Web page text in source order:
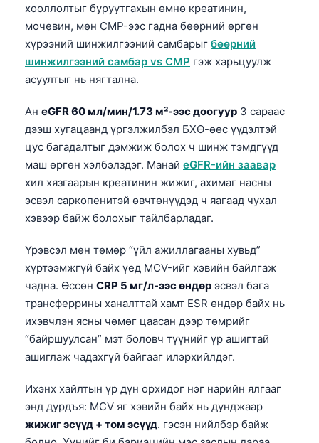
хооллолтыг буруутгахын өмнө креатинин,
мочевин, мөн CMP-ээс гадна бөөрний өргөн
хүрээний шинжилгээний самбарыг бөөрний
шинжилгээний самбар vs CMP гэж харьцуулж
асуултыг нь нягтална.
Ан eGFR 60 мл/мин/1.73 м²-ээс доогуур 3 сараас
дээш хугацаанд үргэлжилбэл БХӨ-өөс үүдэлтэй
цус багадалтыг дэмжиж болох ч шинж тэмдгүүд
маш өргөн хэлбэлздэг. Манай eGFR-ийн заавар
хил хязгаарын креатинин жижиг, ахимаг насны
эсвэл саркопенитэй өвчтөнүүдэд ч яагаад чухал
хэвээр байж болохыг тайлбарладаг.
Үрэвсэл мөн төмөр “үйл ажиллагааны хувьд”
хүртээмжгүй байх үед MCV-ийг хэвийн байлгаж
чадна. Өссөн CRP 5 мг/л-ээс өндөр эсвэл бага
трансферрины ханалттай хамт ESR өндөр байх нь
ихэвчлэн ясны чөмөг цаасан дээр төмрийг
“байршуулсан” мэт боловч түүнийг үр ашигтай
ашиглаж чадахгүй байгааг илэрхийлдэг.
Ихэнх хайлтын үр дүн орхидог нэг нарийн ялгааг
энд дурдъя: MCV яг хэвийн байх нь дунджаар
жижиг эсүүд + том эсүүд. гэсэн нийлбэр байж
मराठी
తెలుగు
தமிழ்
ಕನ್ನಡ
മലയാളം
Bahasa Melayu
Tiếng Việt
Tagalog
ဗမာစာ
ភាសាខ្មែរ
Kiswahili
አማርኛ
Українська
O‘zbekcha
Català
Қазақ тілі
Suomi